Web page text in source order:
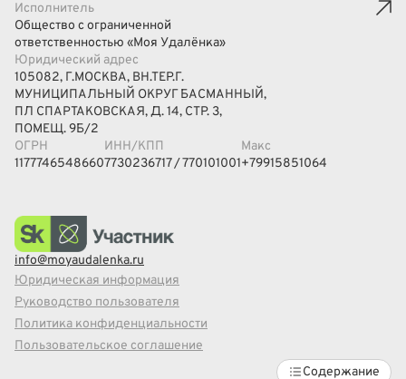
Содержание
Исполнитель
Общество с ограниченной
ответственностью «Моя Удалёнка»
Юридический адрес
105082, Г.МОСКВА, ВН.ТЕР.Г.
МУНИЦИПАЛЬНЫЙ ОКРУГ БАСМАННЫЙ,
ПЛ СПАРТАКОВСКАЯ, Д. 14, СТР. 3,
ПОМЕЩ. 9Б/2
ОГРН
1177746548660
ИНН/КПП
7730236717 / 770101001
Макс
+79915851064
info@moyaudalenka.ru
Юридическая информация
Руководство пользователя
Политика конфиденциальности
Пользовательское соглашение